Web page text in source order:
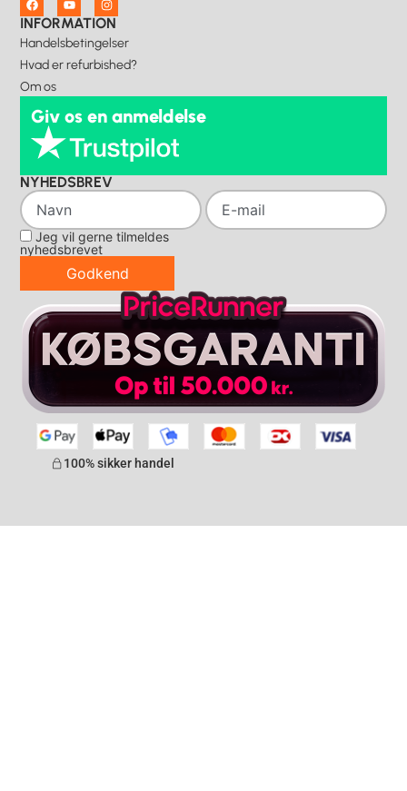
INFORMATION
Handelsbetingelser
Hvad er refurbished?
Om os
Giv os en anmeldelse
NYHEDSBREV
Jeg vil gerne tilmeldes
nyhedsbrevet
Godkend
100% sikker handel